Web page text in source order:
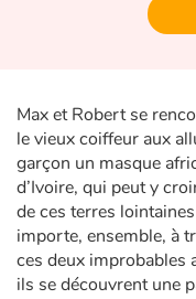
Heroines and Heroes
The animals
Travel, epic,
Around the world
Learning
Max et Robert se
le vieux coiffeur aux
garçon un masque
d’Ivoire, qui peut y
de ces terres
importe, ensemble, à
ces deux improbables
ils se découvrent une